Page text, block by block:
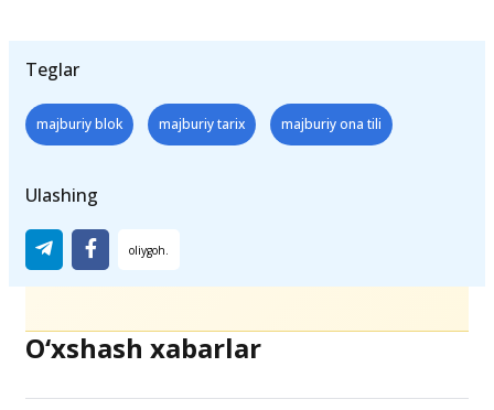
Teglar
majburiy blok majburiy tarix majburiy ona tili
Ulashing
O‘xshash xabarlar